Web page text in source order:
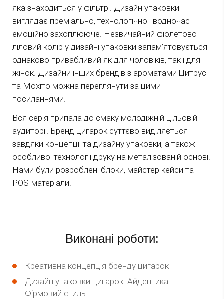
яка знаходиться у фільтрі. Дизайн упаковки
виглядає преміально, технологічно і водночас
емоційно захоплююче. Незвичайний фіолетово-
ліловий колір у дизайні упаковки запам’ятовується і
однаково привабливий як для чоловіків, так і для
жінок. Дизайни інших брендів з ароматами Цитрус
та Мохіто можна переглянути за цими
посиланнями.
Вся серія припала до смаку молодіжній цільовій
аудиторії. Бренд цигарок суттєво виділяється
завдяки концепції та дизайну упаковки, а також
особливої ​​технології друку на металізованій основі.
Нами були розроблені блоки, майстер кейси та
POS-матеріали.
Виконані роботи:
Креативна концепція бренду цигарок
Дизайн упаковки цигарок. Айдентика.
Фірмовий стиль